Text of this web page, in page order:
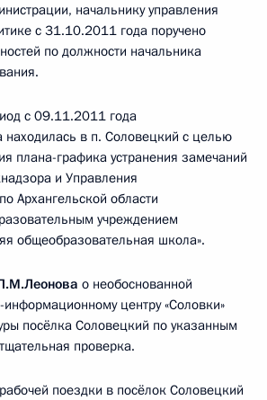
начальнику управления
с 31.10.2011 года поручено
по должности начальника
с 09.11.2011 года
в п. Соловецкий с целью
плана-графика устранения замечаний
и Управления
Архангельской области
учреждением
общеобразовательная школа».
о необоснованной
информационному центру «Соловки»
посёлка Соловецкий по указанным
проверка.
поездки в посёлок Соловецкий